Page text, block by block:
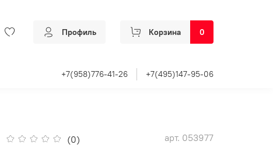
Профиль Корзина 0
+7(958)776-41-26 +7(495)147-95-06
(0) арт. 053977